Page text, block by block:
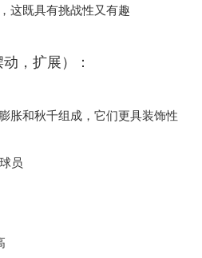
这既具有挑战性又有趣
，扩展）：
胀和秋千组成，它们更具装饰性
员